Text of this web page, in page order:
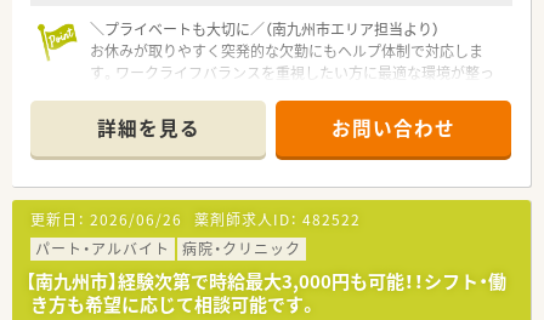
■持参薬処方鑑別
■配薬は看護師がしております。
■今後は病棟服薬指導も検討されております。
＼プライベートも大切に／（南九州市エリア担当より）
お休みが取りやすく突発的な欠勤にもヘルプ体制で対応しま
す。ワークライフバランスを重視したい方に最適な環境が整っ
＊------------------------------------------＊
【店舗情報と応需状況について】
■瀬々串駅から車で30分ほどの南九州市に位置しており、広範
囲からのマイカー通勤も非常に便利な立地です。
■皮膚科の処方箋を1日に約200枚ほど応需しており、非常に多
くの症例に触れながら経験を積むことができます。
■薬剤師は常勤3名とパート1名に加えて応援が1名在籍してお
り、事務スタッフも4名体制でサポートします。
詳細を見る お問い合わせ
更新日： 2026/06/26 薬剤師求人ID： 482522
パート・アルバイト
病院・クリニック
【南九州市】経験次第で時給最大3,000円も可能！！シフト・働
き方も希望に応じて相談可能です。